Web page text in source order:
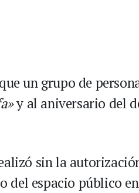
un grupo de
y al aniversario del
sin la
del espacio público